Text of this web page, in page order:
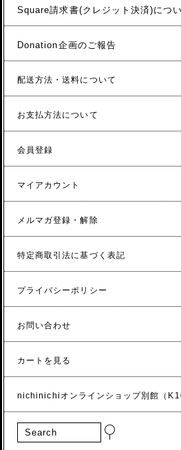
Square請求書(クレジット決済)につ
Donation企画のご報告
配送方法・送料について
お支払方法について
会員登録
マイアカウント
メルマガ登録・解除
特定商取引法に基づく表記
プライバシーポリシー
お問い合わせ
カートを見る
nichinichiオンラインショップ別館（